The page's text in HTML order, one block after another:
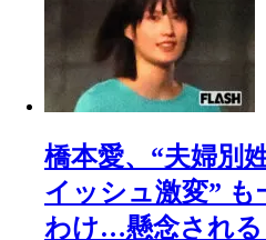
橋本愛、“夫婦別
イッシュ激変” も
わけ…懸念される